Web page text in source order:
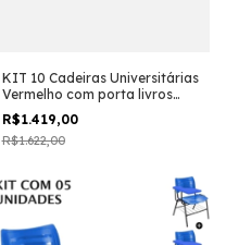
KIT 10 Cadeiras Universitárias
Vermelho com porta livros
Prancheta Plástica
R$1.419,00
R$1.622,00